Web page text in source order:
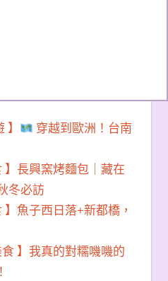
穿越到歐洲！台南
】長興窯烤麵包｜藏在
冬必訪
】魚子西日落+新都橋，
食 】我真的對糯嘰嘰的